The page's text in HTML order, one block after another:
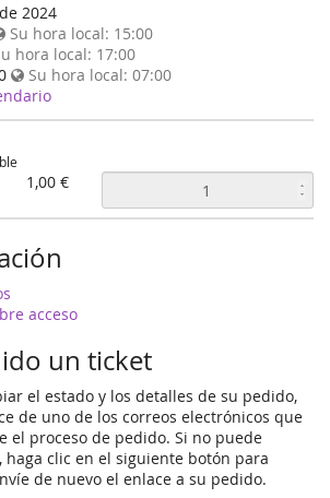
2024
Su hora local: 15:00
hora local: 17:00
Su hora local: 07:00
1,00 €
acceso
un ticket
el estado y los detalles de su pedido,
de uno de los correos electrónicos que
el proceso de pedido. Si no puede
haga clic en el siguiente botón para
de nuevo el enlace a su pedido.